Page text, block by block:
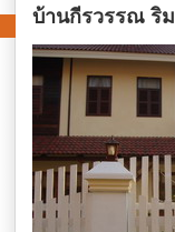
บ้านกีรวรรณ ริ